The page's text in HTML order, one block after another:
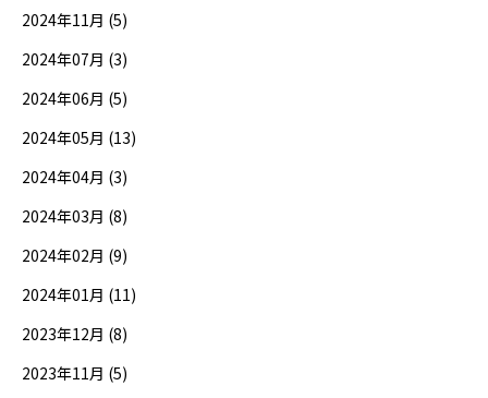
2024年11月 (5)
2024年07月 (3)
2024年06月 (5)
2024年05月 (13)
2024年04月 (3)
2024年03月 (8)
2024年02月 (9)
2024年01月 (11)
2023年12月 (8)
2023年11月 (5)